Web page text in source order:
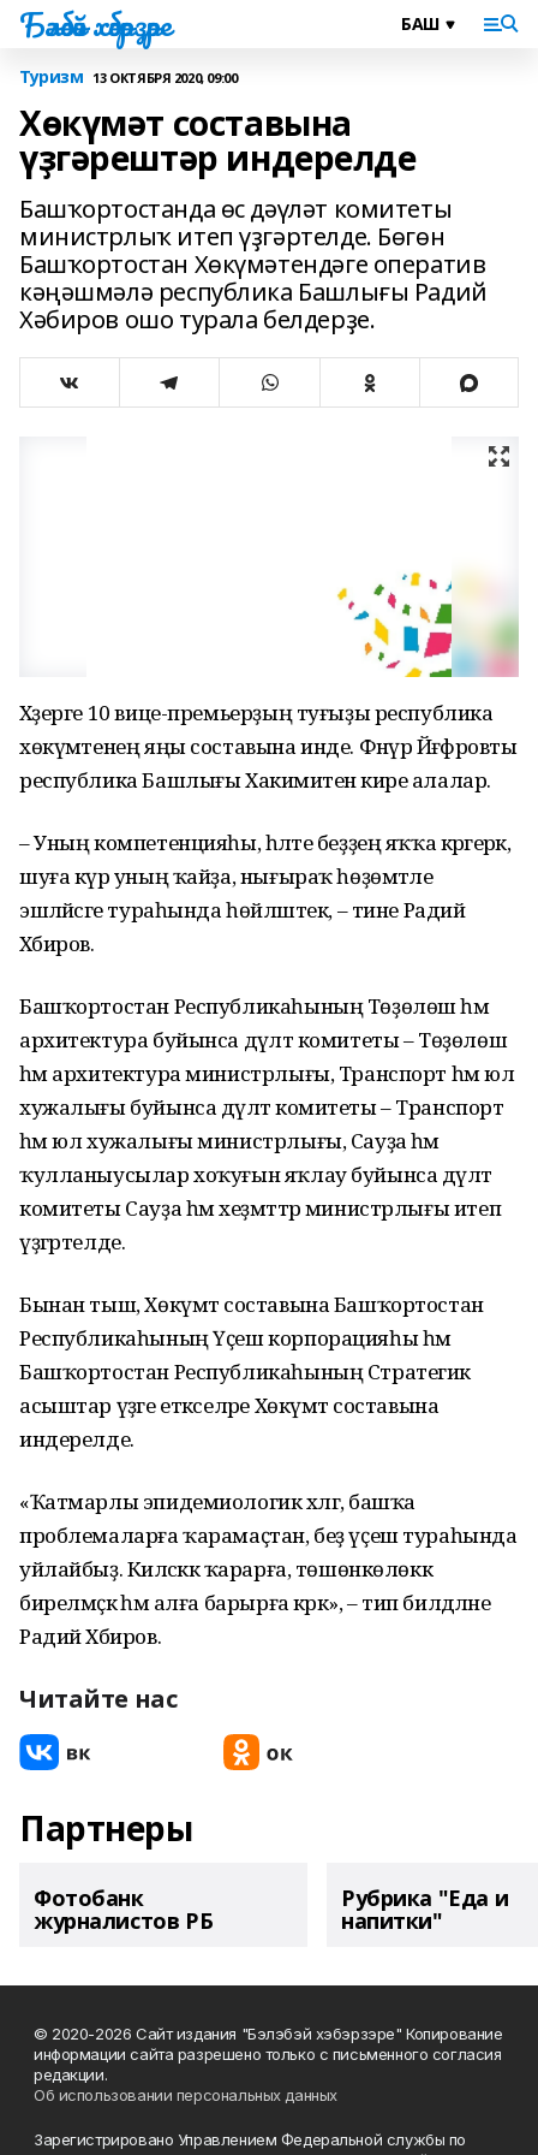
Бәләбәй хәбәрҙәре
Туризм 13 ОКТЯБРЯ 2020, 09:00
Хөкүмәт составына
үҙгәрештәр индерелде
Башҡортостанда өс дәүләт комитеты
министрлыҡ итеп үҙгәртелде. Бөгөн
Башҡортостан Хөкүмәтендәге оператив
кәңәшмәлә республика Башлығы Радий
Хәбиров ошо турала белдерҙе.
Хәҙерге 10 вице-премьерҙың туғыҙы республика
хөкүмәтенең яңы составына инде. Фәнүр Йәғәфәровты
республика Башлығы Хакимиәтенә кире алалар.
– Уның компетенцияһы, һәләте беҙҙең яҡҡа кәрәгерәк,
шуға күрә уның ҡайҙа, нығыраҡ һөҙөмтәле
эшләйәсәге тураһында һөйләштек, – тине Радий
Хәбиров.
Башҡортостан Республикаһының Төҙөлөш һәм
архитектура буйынса дәүләт комитеты – Төҙөлөш
һәм архитектура министрлығы, Транспорт һәм юл
хужалығы буйынса дәүләт комитеты – Транспорт
һәм юл хужалығы министрлығы, Сауҙа һәм
ҡулланыусылар хоҡуғын яҡлау буйынса дәүләт
комитеты Сауҙа һәм хеҙмәттәр министрлығы итеп
үҙгәртелде.
Бынан тыш, Хөкүмәт составына Башҡортостан
Республикаһының Үҫеш корпорацияһы һәм
Башҡортостан Республикаһының Стратегик
асыштар үҙәге етәкселәре Хөкүмәт составына
индерелде.
«Ҡатмарлы эпидемиологик хәлгә, башҡа
проблемаларға ҡарамаҫтан, беҙ үҫеш тураһында
уйлайбыҙ. Киләсәккә ҡарарға, төшөнкөлөккә
бирелмәҫкә һәм алға барырға кәрәк», – тип билдәләне
Радий Хәбиров.
Читайте нас
Партнеры
Фотобанк
журналистов РБ
Рубрика "Еда и
напитки"
© 2020-2026 Сайт издания "Бэлэбэй хэбэрзэре" Копирование
информации сайта разрешено только с письменного согласия
редакции.
Об использовании персональных данных
Зарегистрировано Управлением Федеральной службы по